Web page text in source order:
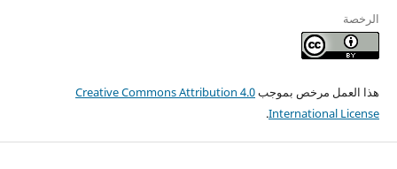
الرخصة
هذا العمل مرخص بموجبCreative Commons Attribution 4.0
International License
.